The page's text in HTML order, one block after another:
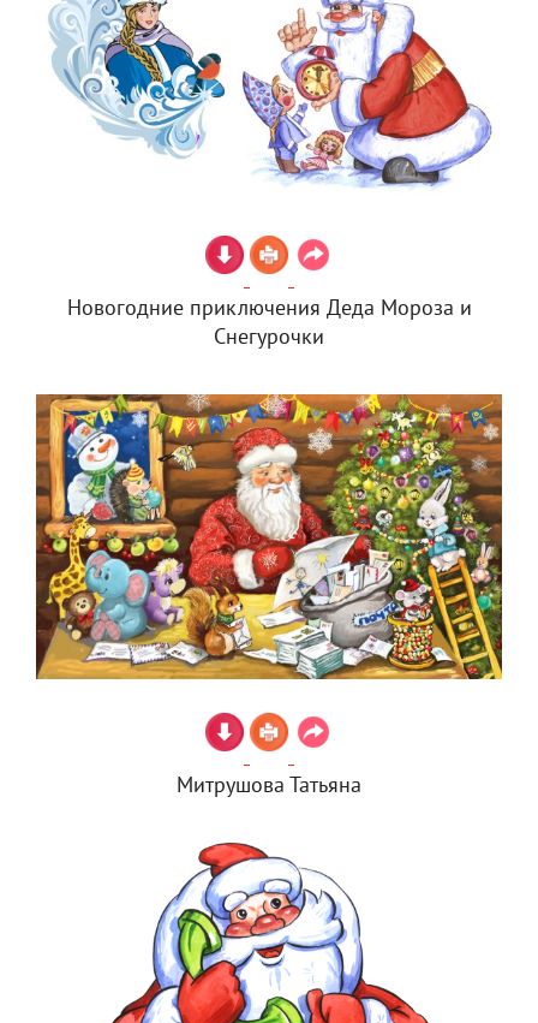
Новогодние приключения Деда Мороза и
Снегурочки
Митрушова Татьяна